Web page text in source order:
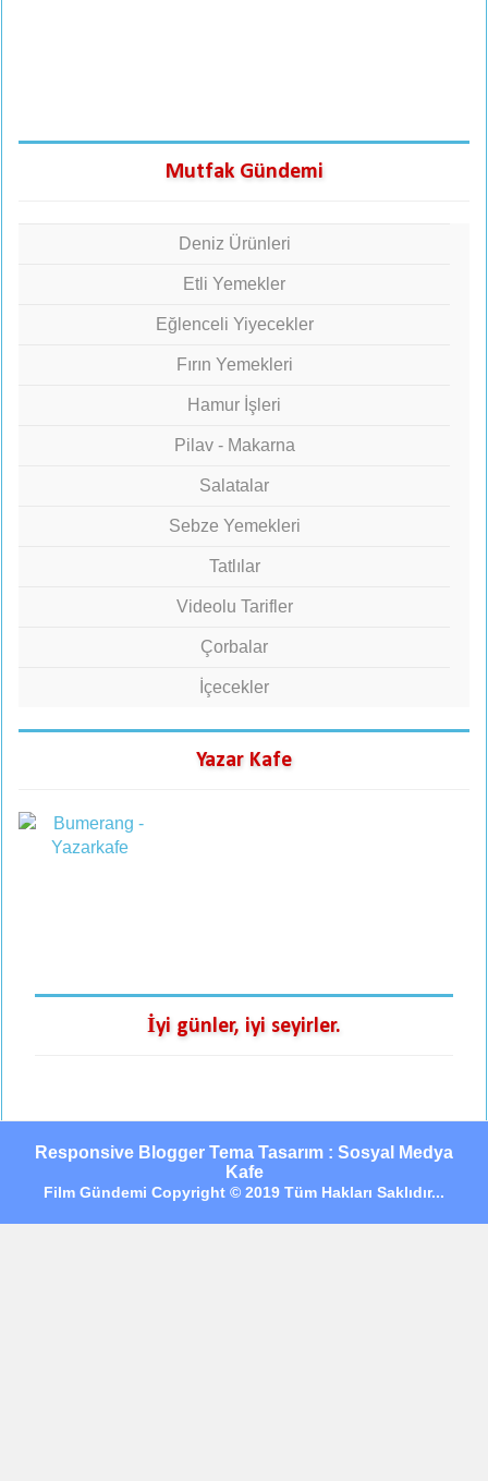
Mutfak Gündemi
Deniz Ürünleri
Etli Yemekler
Eğlenceli Yiyecekler
Fırın Yemekleri
Hamur İşleri
Pilav - Makarna
Salatalar
Sebze Yemekleri
Tatlılar
Videolu Tarifler
Çorbalar
İçecekler
Yazar Kafe
İyi günler, iyi seyirler.
Responsive Blogger Tema Tasarım : Sosyal Medya
Kafe
Film Gündemi Copyright © 2019 Tüm Hakları Saklıdır...